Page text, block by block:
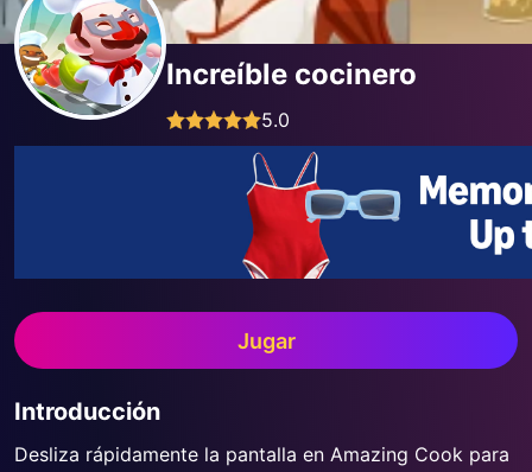
Increíble cocinero
5.0
Jugar
Introducción
Desliza rápidamente la pantalla en Amazing Cook para